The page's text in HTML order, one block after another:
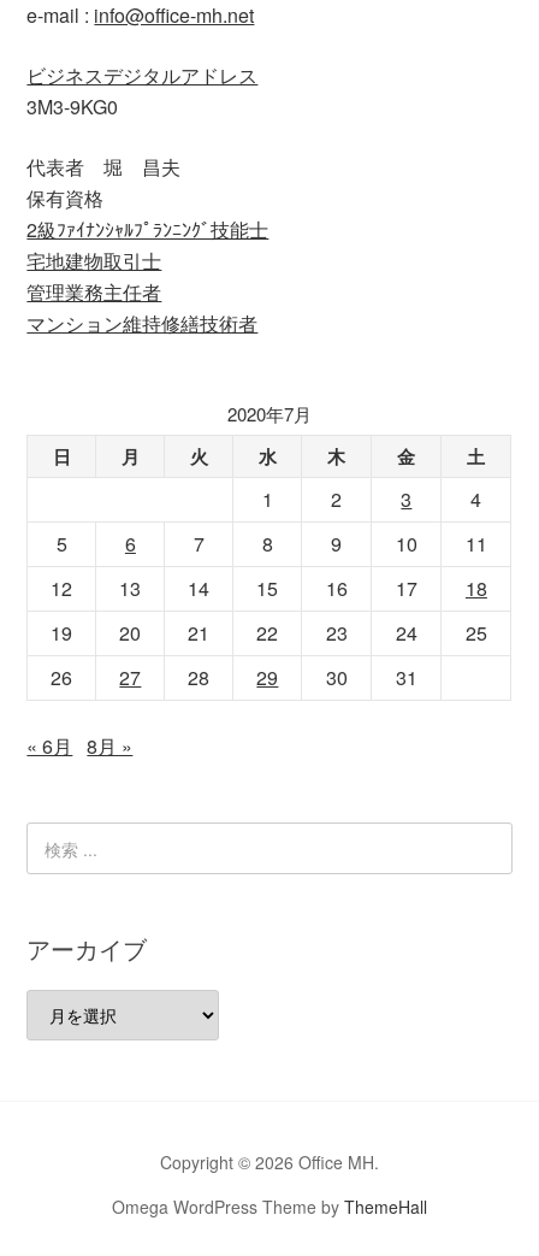
e-mail : info@office-mh.net
ビジネスデジタルアドレス
3M3-9KG0
代表者 堀 昌夫
保有資格
2級ﾌｧｲﾅﾝｼｬﾙﾌﾟﾗﾝﾆﾝｸﾞ技能士
宅地建物取引士
管理業務主任者
マンション維持修繕技術者
2020年7月
日 月 火 水 木 金 土
1 2 3
4
5
6 7 8 9 10
11
12
13 14 15 16 17
18
19
20 21 22 23 24
25
26
27 28 29 30 31
« 6月 8月 »
アーカイブ
ー
Copyright © 2026 Office MH.
Omega WordPress Theme by ThemeHall